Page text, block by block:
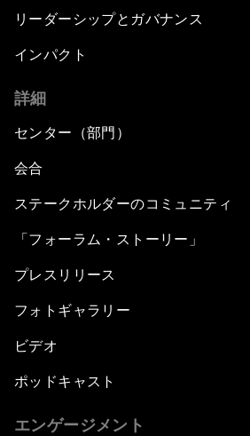
リーダーシップとガバナンス
インパクト
詳細
センター（部門）
会合
ステークホルダーのコミュニティ
「フォーラム・ストーリー」
プレスリリース
フォトギャラリー
ビデオ
ポッドキャスト
エンゲージメント